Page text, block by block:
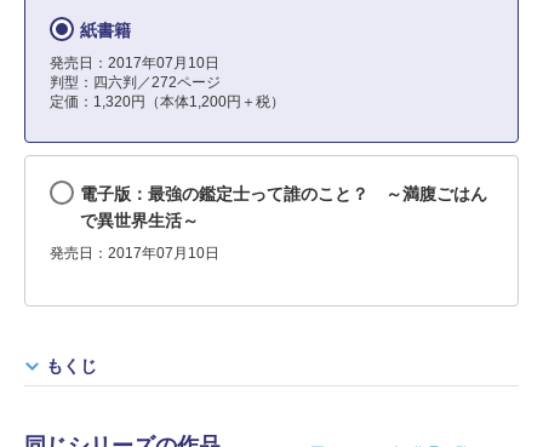
紙書籍
発売日：2017年07月10日
判型：四六判／272ページ
定価：1,320円（本体1,200円＋税）
電子版：最強の鑑定士って誰のこと？ ～満腹ごはん
で異世界生活～
発売日：2017年07月10日
もくじ